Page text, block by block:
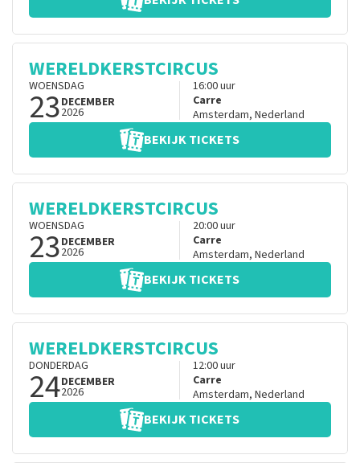
WERELDKERSTCIRCUS
WOENSDAG
23DECEMBER
2026
16:00uur
Carre
Amsterdam, Nederland
BEKIJK TICKETS
WERELDKERSTCIRCUS
WOENSDAG
23DECEMBER
2026
20:00uur
Carre
Amsterdam, Nederland
BEKIJK TICKETS
WERELDKERSTCIRCUS
DONDERDAG
24DECEMBER
2026
12:00uur
Carre
Amsterdam, Nederland
BEKIJK TICKETS